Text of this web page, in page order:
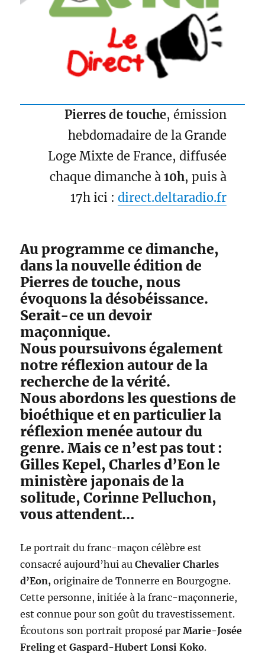
Pierres de touche, émission
hebdomadaire de la Grande
Loge Mixte de France, diffusée
chaque dimanche à10h, puis à
17h ici :direct.deltaradio.fr
Au programme ce dimanche,
dans la nouvelle édition de
Pierres de touche, nous
évoquons la désobéissance.
Serait-ce un devoir
maçonnique.
Nous poursuivons également
notre réflexion autour de la
recherche de la vérité.
Nous abordons les questions de
bioéthique et en particulier la
réflexion menée autour du
genre. Mais ce n’est pas tout :
Gilles Kepel, Charles d’Eon le
ministère japonais de la
solitude, Corinne Pelluchon,
vous attendent…
Le portrait du franc-maçon célèbre est
consacré aujourd’hui auChevalier Charles
d’Eon, originaire de Tonnerre en Bourgogne.
Cette personne, initiée à la franc-maçonnerie,
est connue pour son goût du travestissement.
Écoutons son portrait proposé parMarie-Josée
Freling et Gaspard-Hubert Lonsi Koko.